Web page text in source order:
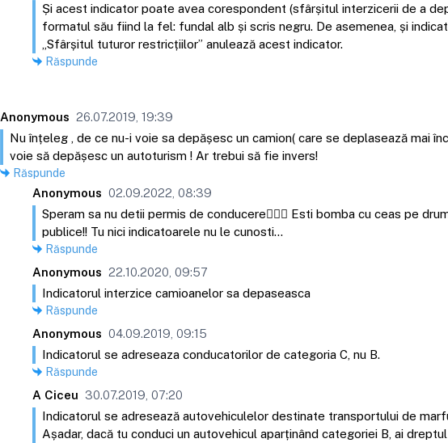
Și acest indicator poate avea corespondent (sfârșitul interzicerii de a
formatul său fiind la fel: fundal alb și scris negru. De asemenea, și
„Sfârșitul tuturor restricțiilor” anulează acest indicator.
Răspunde
Anonymous 26.07.2019, 19:39
Nu înțeleg , de ce nu-i voie sa depășesc un camion( care se deplasează mai
voie să depășesc un autoturism ! Ar trebui să fie invers!
Răspunde
Anonymous 02.09.2022, 08:39
Speram sa nu detii permis de conducere🤦🏼‍♂️ Esti bomba cu ceas pe
publice!! Tu nici indicatoarele nu le cunosti…
Răspunde
Anonymous 22.10.2020, 09:57
Indicatorul interzice camioanelor sa depaseasca
Răspunde
Anonymous 04.09.2019, 09:15
Indicatorul se adreseaza conducatorilor de categoria C, nu B.
Răspunde
A Ciceu 30.07.2019, 07:20
Indicatorul se adresează autovehiculelor destinate transportului de
Așadar, dacă tu conduci un autovehicul aparținând categoriei B, ai